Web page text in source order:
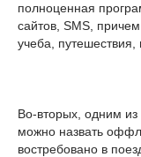
полноценная
сайтов, SMS,
учеба, путешествия,
Во-вторых, одним из
можно назвать
востребовано в